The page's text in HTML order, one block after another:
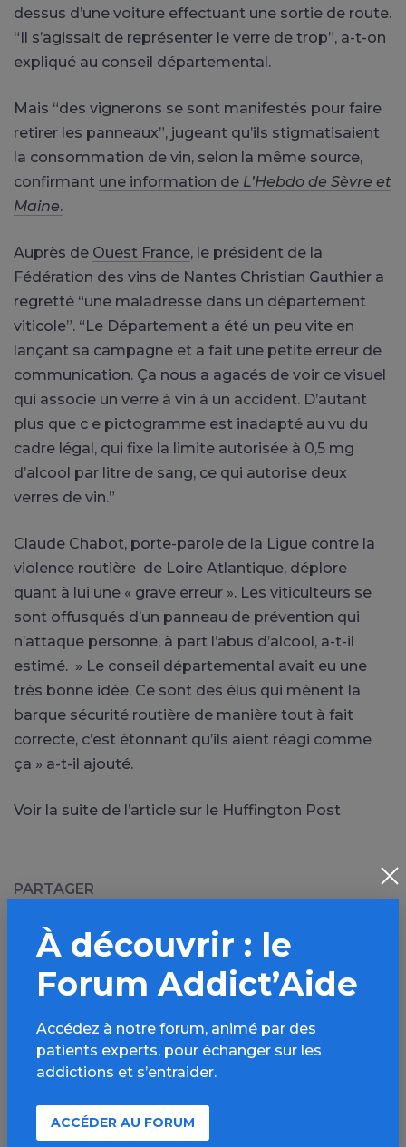
dessus d’une voiture effectuant une sortie de route.
“Il s’agissait de représenter le verre de trop”, a-t-on
expliqué au conseil départemental.
Mais “des vignerons se sont manifestés pour faire
retirer les panneaux”, jugeant qu’ils stigmatisaient
la consommation de vin, selon la même source,
confirmant une information de L’Hebdo de Sèvre et
Maine.
Auprès de Ouest France, le président de la
Fédération des vins de Nantes Christian Gauthier a
regretté “une maladresse dans un département
viticole”. “Le Département a été un peu vite en
lançant sa campagne et a fait une petite erreur de
communication. Ça nous a agacés de voir ce visuel
qui associe un verre à vin à un accident. D’autant
plus que c e pictogramme est inadapté au vu du
cadre légal, qui fixe la limite autorisée à 0,5 mg
d’alcool par litre de sang, ce qui autorise deux
verres de vin.”
Claude Chabot, porte-parole de la Ligue contre la
violence routière de Loire Atlantique, déplore
quant à lui une « grave erreur ». Les viticulteurs se
sont offusqués d’un panneau de prévention qui
n’attaque personne, à part l’abus d’alcool, a-t-il
estimé. » Le conseil départemental avait eu une
très bonne idée. Ce sont des élus qui mènent la
barque sécurité routière de manière tout à fait
correcte, c’est étonnant qu’ils aient réagi comme
ça » a-t-il ajouté.
Voir la suite de l’article sur le Huffington Post
PARTAGER
Facebook
SMS WhatsApp
Aller plus loin sur
À découvrir : le
Forum Addict’Aide
Accédez à notre forum, animé par des
patients experts, pour échanger sur les
addictions et s’entraider.
ACCÉDER AU FORUM